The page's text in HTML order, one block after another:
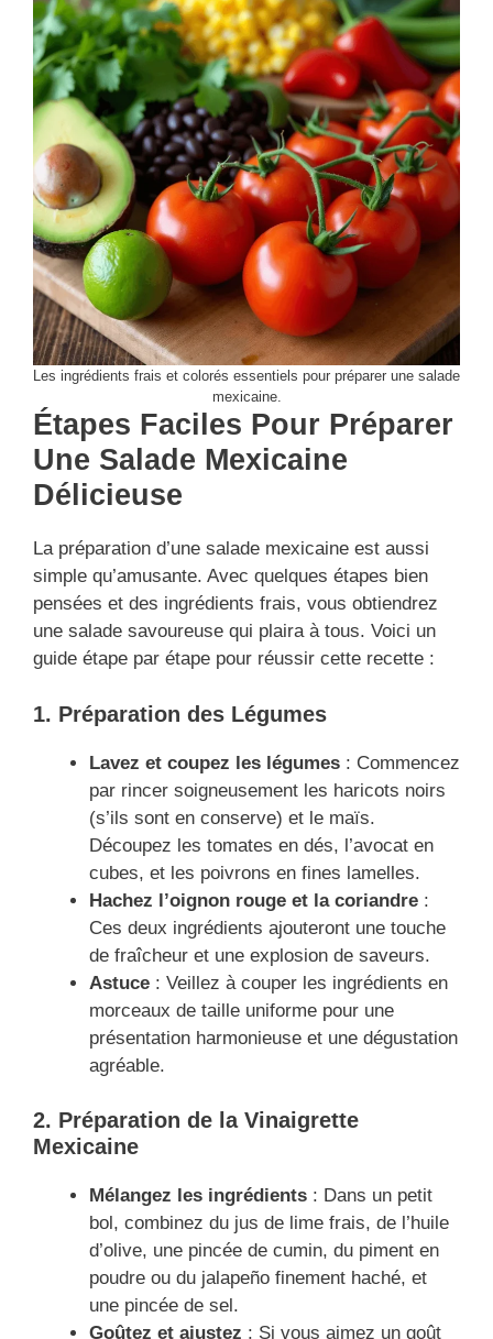
Les ingrédients frais et colorés essentiels pour préparer une salade
mexicaine.
Étapes Faciles Pour Préparer
Une Salade Mexicaine
Délicieuse
La préparation d’une salade mexicaine est aussi
simple qu’amusante. Avec quelques étapes bien
pensées et des ingrédients frais, vous obtiendrez
une salade savoureuse qui plaira à tous. Voici un
guide étape par étape pour réussir cette recette :
1. Préparation des Légumes
Lavez et coupez les légumes : Commencez
par rincer soigneusement les haricots noirs
(s’ils sont en conserve) et le maïs.
Découpez les tomates en dés, l’avocat en
cubes, et les poivrons en fines lamelles.
Hachez l’oignon rouge et la coriandre :
Ces deux ingrédients ajouteront une touche
de fraîcheur et une explosion de saveurs.
Astuce : Veillez à couper les ingrédients en
morceaux de taille uniforme pour une
présentation harmonieuse et une dégustation
agréable.
2. Préparation de la Vinaigrette
Mexicaine
Mélangez les ingrédients : Dans un petit
bol, combinez du jus de lime frais, de l’huile
d’olive, une pincée de cumin, du piment en
poudre ou du jalapeño finement haché, et
une pincée de sel.
Goûtez et ajustez : Si vous aimez un goût